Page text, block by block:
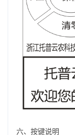
六、按键说明